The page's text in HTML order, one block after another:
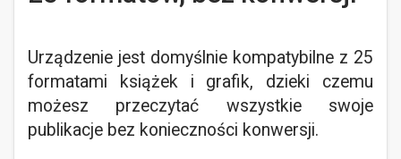
Urządzenie jest domyślnie kompatybilne z 25
formatami książek i grafik, dzieki czemu
możesz przeczytać wszystkie swoje
publikacje bez konieczności konwersji.